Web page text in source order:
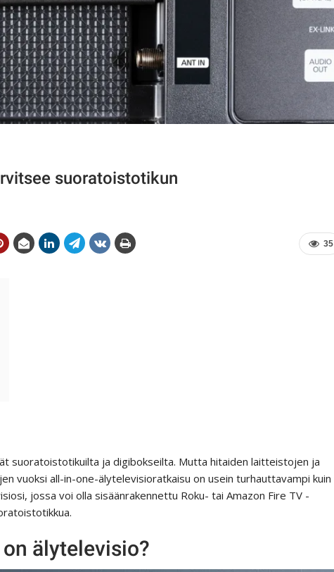
suoratoistotikun
35
suoratoistotikuilta ja digibokseilta. Mutta hitaiden laitteistojen ja
vuoksi all-in-one-älytelevisioratkaisu on usein turhauttavampi kuin
jossa voi olla sisäänrakennettu Roku- tai Amazon Fire TV -
älytelevisio?